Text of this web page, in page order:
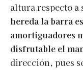
altura respecto a
hereda la barra
amortiguadores
disfrutable el
dirección, pues